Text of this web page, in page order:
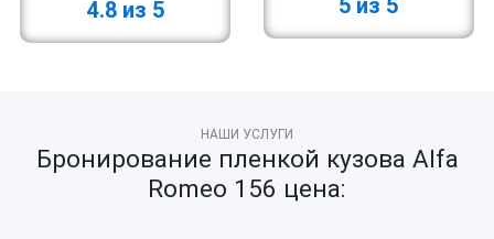
4.8 из 5 5 из 5
НАШИ УСЛУГИ
Бронирование пленкой кузова Alfa
Romeo 156 цена: